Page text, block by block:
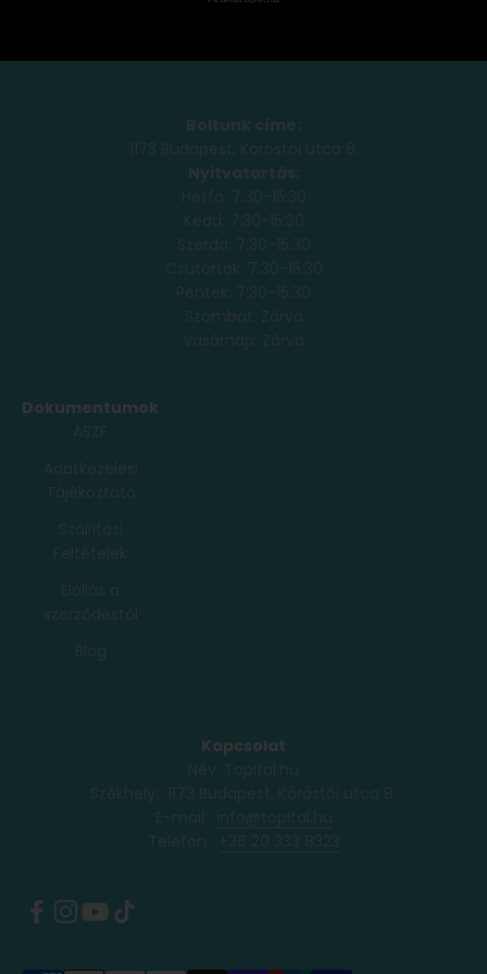
Boltunk címe:
1173 Budapest, Köröstói utca 8.
Nyitvatartás:
Hétfő: 7:30-15:30
Kedd: 7:30-15:30
Szerda: 7:30-15:30
Csütörtök: 7:30-15:30
Péntek: 7:30-15:30
Szombat: Zárva
Vasárnap: Zárva
Dokumentumok
ÁSZF
Adatkezelési
Tájékoztató
Szállítási
Feltételek
Elállás a
szerződéstől
Blog
Kapcsolat
Név: TopItal.hu
Székhely: 1173 Budapest, Köröstói utca 8.
E-mail: info@topital.hu
Telefon: ‭
+36 20 333 8323